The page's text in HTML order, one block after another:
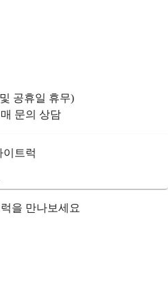
공휴일 휴무)
문의 상담
이트럭
을 만나보세요